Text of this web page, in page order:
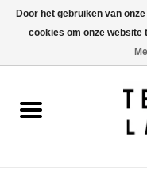
BOEKEN
Door het gebruiken van
cookies om onze website